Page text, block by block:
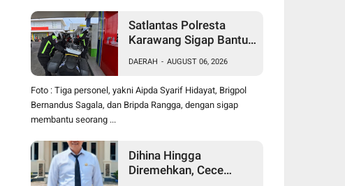
Satlantas Polresta
Karawang Sigap Bantu
Mogok, Polisi Humanis
Tuai Apresiasi
DAERAH - AUGUST 06, 2026
Foto : Tiga personel, yakni Aipda Syarif Hidayat, Brigpol
Bernandus Sagala, dan Bripda Rangga, dengan sigap
membantu seorang ...
Dihina Hingga
Diremehkan, Cece